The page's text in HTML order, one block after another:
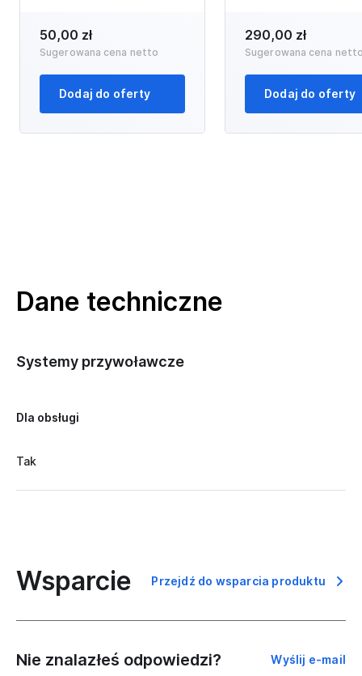
50,00 zł
Sugerowana cena netto
Dodaj do oferty
290,00 zł
Sugerowana cena
Dodaj do oferty
Dane techniczne
Systemy przywoławcze
Dla obsługi
Tak
Wsparcie Przejdź do wsparcia produktu
Nie znalazłeś odpowiedzi? Wyślij e-mail